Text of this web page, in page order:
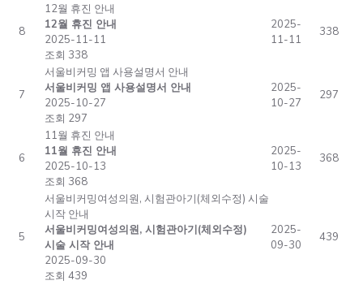
8
12월 휴진 안내
12월 휴진 안내
2025-11-11
조회 338
2025-
11-11
338
7
서울비커밍 앱 사용설명서 안내
서울비커밍 앱 사용설명서 안내
2025-10-27
조회 297
2025-
10-27
297
6
11월 휴진 안내
11월 휴진 안내
2025-10-13
조회 368
2025-
10-13
368
5
서울비커밍여성의원, 시험관아기(체외수정) 시술
시작 안내
서울비커밍여성의원, 시험관아기(체외수정)
시술 시작 안내
2025-09-30
조회 439
2025-
09-30
439